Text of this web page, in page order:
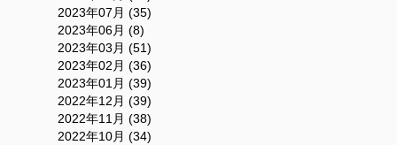
2023年07月 (35)
2023年06月 (8)
2023年03月 (51)
2023年02月 (36)
2023年01月 (39)
2022年12月 (39)
2022年11月 (38)
2022年10月 (34)